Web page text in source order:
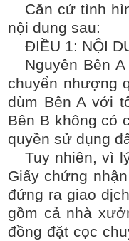
Căn cứ tình
nội dung sau:
ĐIỀU 1: NỘI
Nguyên Bên
chuyển nhượng
dùm Bên A với
Bên B không có
quyền sử dụng
Tuy nhiên, vì
Giấy chứng
đứng ra giao
gồm cả nhà
đồng đặt cọc